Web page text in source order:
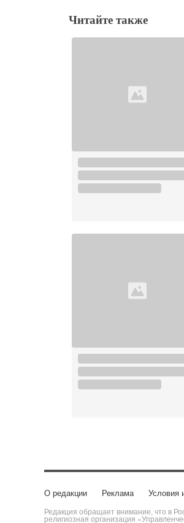
Читайте также
О редакции Реклама Условия
Редакция обращает внимание, что в
религиозная организация